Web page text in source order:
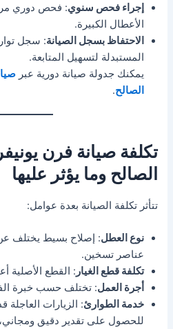
إجراء فحص سنوي: فحص دوري
الأعطال الكبيرة.
الاحتفاظ بسجل الصيانة: سجل
المستبدلة لتسهيل المتابعة.
يمكنك جدولة صيانة دورية عبر
الصالح.
تكلفة صيانة فرن
الصالح وما يؤثر عليها
تتأثر تكلفة الصيانة بعدة عوامل:
نوع العطل: إصلاح بسيط يختلف
عناصر تسخين.
تكلفة قطع الغيار : القطع الأصلية
أجرة العمل: تختلف حسب خبرة
خدمة الطوارئ: الزيارات
للحصول على تقدير دقيق